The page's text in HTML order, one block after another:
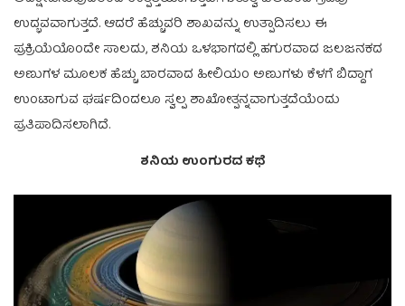
ಉದ್ಭವವಾಗುತ್ತದೆ. ಆದರೆ ಹೆಚ್ಚುವರಿ ಶಾಖವನ್ನು ಉತ್ಪಾದಿಸಲು ಈ
ಪ್ರಕ್ರಿಯೆಯೊಂದೇ ಸಾಲದು, ಶನಿಯ ಒಳಭಾಗದಲ್ಲಿ ಹಗುರವಾದ ಜಲಜನಕದ
ಅಣುಗಳ ಮೂಲಕ ಹೆಚ್ಚು ಬಾರವಾದ ಹೀಲಿಯಂ ಅಣುಗಳು ಕೆಳಗೆ ಬಿದ್ದಾಗ
ಉಂಟಾಗುವ ಘರ್ಷದಿಂದಲೂ ಸ್ವಲ್ಪ ಶಾಖೋತ್ಪನ್ನವಾಗುತ್ತದೆಯೆಂದು
ಪ್ರತಿಪಾದಿಸಲಾಗಿದೆ.
ಶನಿಯ ಉಂಗುರದ ಕಥೆ